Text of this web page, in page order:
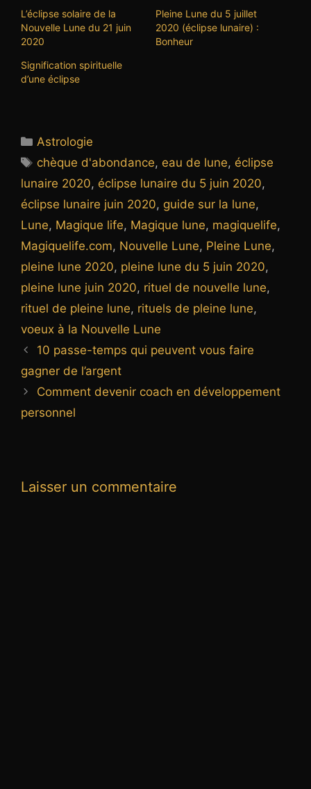
L’éclipse solaire de la
Nouvelle Lune du 21 juin
2020
Pleine Lune du 5 juillet
2020 (éclipse lunaire) :
Bonheur
Signification spirituelle
d’une éclipse
Catégories
Astrologie
Étiquettes
chèque d'abondance, eau de lune, éclipse
lunaire 2020, éclipse lunaire du 5 juin 2020,
éclipse lunaire juin 2020, guide sur la lune,
Lune, Magique life, Magique lune, magiquelife,
Magiquelife.com, Nouvelle Lune, Pleine Lune,
pleine lune 2020, pleine lune du 5 juin 2020,
pleine lune juin 2020, rituel de nouvelle lune,
rituel de pleine lune, rituels de pleine lune,
voeux à la Nouvelle Lune
10 passe-temps qui peuvent vous faire
gagner de l’argent
Comment devenir coach en développement
personnel
Laisser un commentaire